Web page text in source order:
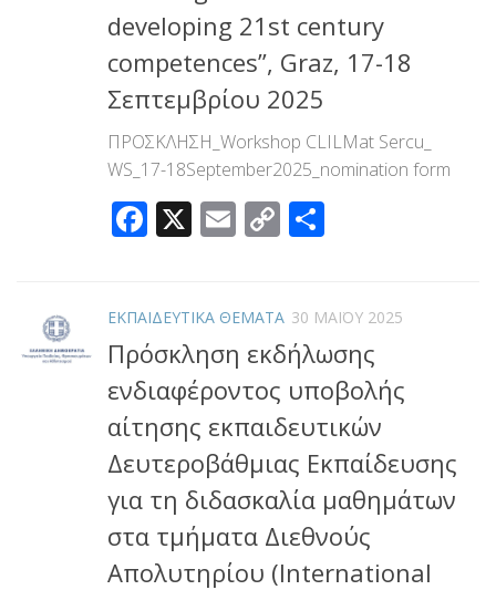
developing 21st century
competences”, Graz, 17-18
Σεπτεμβρίου 2025
ΠΡΟΣΚΛΗΣΗ_Workshop CLILMat Sercu_
WS_17-18September2025_nomination form
Facebook
X Email
Copy
ΕΚΠΑΙΔΕΥΤΙΚΑ ΘΕΜΑΤΑ 30 ΜΑΪ́ΟΥ 2025
Πρόσκληση εκδήλωσης
ενδιαφέροντος υποβολής
αίτησης εκπαιδευτικών
Δευτεροβάθμιας Εκπαίδευσης
για τη διδασκαλία μαθημάτων
στα τμήματα Διεθνούς
Απολυτηρίου (International